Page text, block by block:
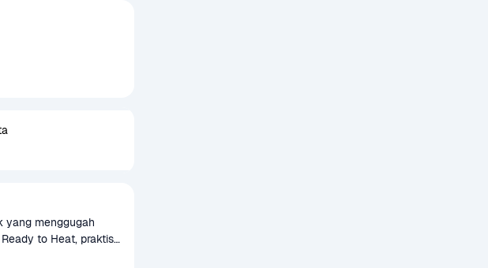
yang menggugah
to Heat, praktis